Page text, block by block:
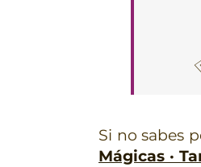
Si no sabes
Mágicas ·